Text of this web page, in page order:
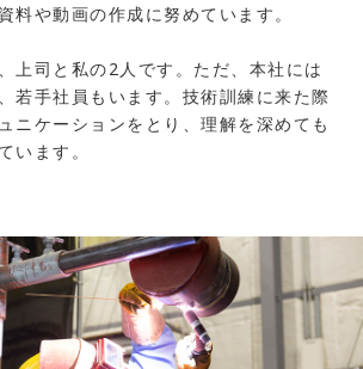
料や動画の作成に努めています。
上司と私の2人です。ただ、本社には
若手社員もいます。技術訓練に来た際
ニケーションをとり、理解を深めても
います。